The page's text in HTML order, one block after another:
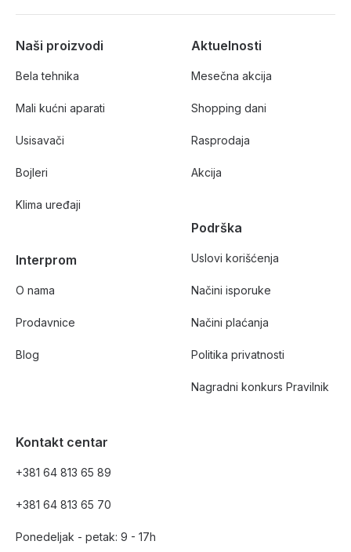
Naši proizvodi
Bela tehnika
Mali kućni aparati
Usisavači
Bojleri
Klima uređaji
Interprom
O nama
Prodavnice
Blog
Aktuelnosti
Mesečna akcija
Shopping dani
Rasprodaja
Akcija
Podrška
Uslovi korišćenja
Načini isporuke
Načini plaćanja
Politika privatnosti
Nagradni konkurs Pravilnik
Kontakt centar
+381 64 813 65 89
+381 64 813 65 70
Ponedeljak - petak: 9 - 17h